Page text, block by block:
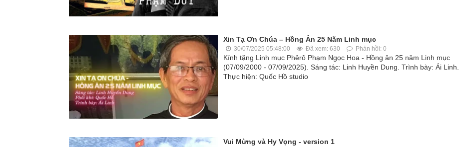
Xin Tạ Ơn Chúa – Hồng Ân 25 Năm Linh mục
30/07/2025 05:48:00 Đã xem: 630 Phản hồi: 0
Kính tặng Linh mục Phêrô Phạm Ngọc Hoa - Hồng ân 25 năm Linh mục
(07/09/2000 - 07/09/2025). Sáng tác: Linh Huyền Dung. Trình bày: Ái Linh.
Thực hiện: Quốc Hồ studio
Vui Mừng và Hy Vọng - version 1